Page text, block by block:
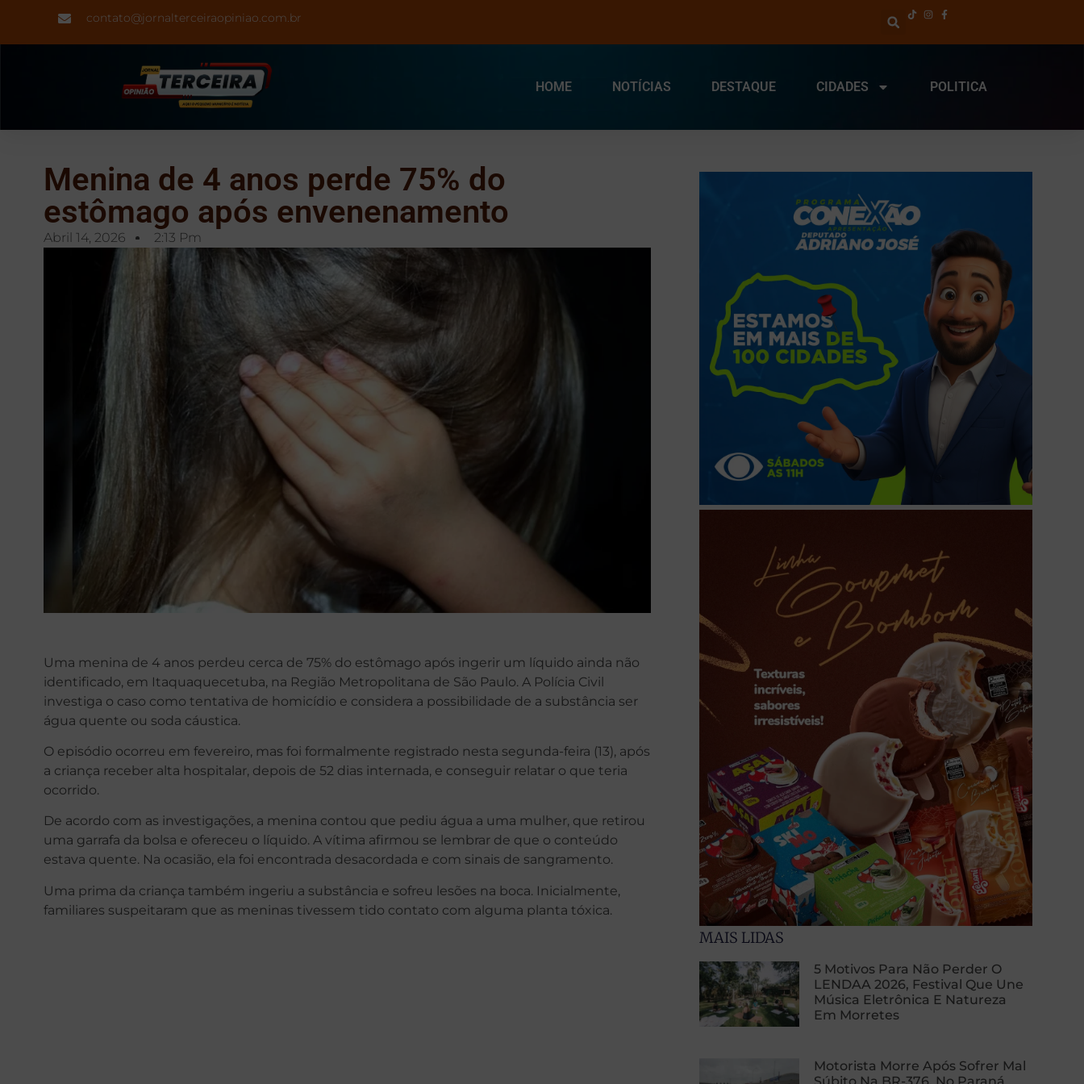
contato@jornalterceiraopiniao.com.br
HOME NOTÍCIAS DESTAQUE CIDADES POLITICA
Menina de 4 anos perde 75% do
estômago após envenenamento
Abril 14, 2026 2:13 Pm
Uma menina de 4 anos perdeu cerca de 75% do estômago após ingerir um líquido ainda não
identificado, em Itaquaquecetuba, na Região Metropolitana de São Paulo. A Polícia Civil
investiga o caso como tentativa de homicídio e considera a possibilidade de a substância ser
água quente ou soda cáustica.
O episódio ocorreu em fevereiro, mas foi formalmente registrado nesta segunda-feira (13), após
a criança receber alta hospitalar, depois de 52 dias internada, e conseguir relatar o que teria
ocorrido.
De acordo com as investigações, a menina contou que pediu água a uma mulher, que retirou
uma garrafa da bolsa e ofereceu o líquido. A vítima afirmou se lembrar de que o conteúdo
estava quente. Na ocasião, ela foi encontrada desacordada e com sinais de sangramento.
Uma prima da criança também ingeriu a substância e sofreu lesões na boca. Inicialmente,
familiares suspeitaram que as meninas tivessem tido contato com alguma planta tóxica.
MAIS LIDAS
5 Motivos Para Não Perder O
LENDAA 2026, Festival Que Une
Música Eletrônica E Natureza
Em Morretes
Motorista Morre Após Sofrer Mal